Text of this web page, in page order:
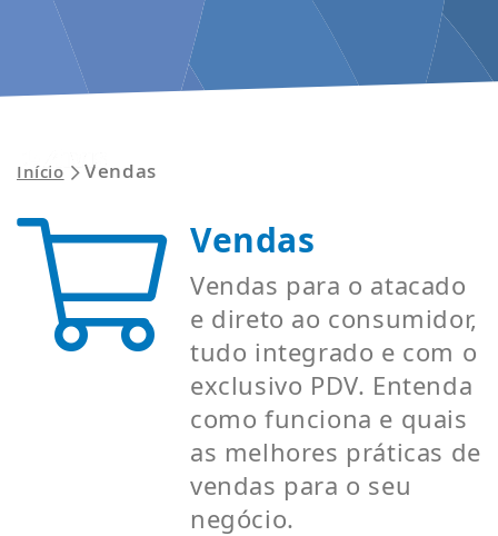
Início Vendas
Vendas
Vendas para o atacado
e direto ao consumidor,
tudo integrado e com o
exclusivo PDV. Entenda
como funciona e quais
as melhores práticas de
vendas para o seu
negócio.